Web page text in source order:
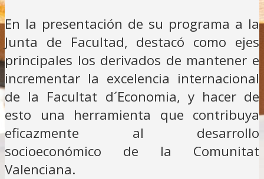
En la presentación de su programa a la
Junta de Facultad, destacó como ejes
principales los derivados de mantener e
incrementar la excelencia internacional
de la Facultat d´Economia, y hacer de
esto una herramienta que contribuya
eficazmente al desarrollo
socioeconómico de la Comunitat
Valenciana.